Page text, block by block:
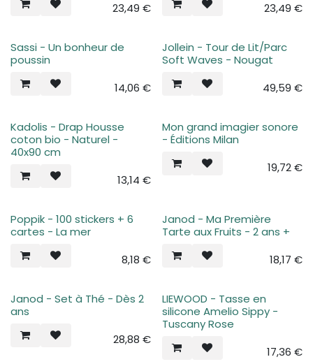
23,49 €
23,49 €
Sassi - Un bonheur de
poussin
14,06 €
Jollein - Tour de Lit/Parc
Soft Waves - Nougat
49,59 €
Kadolis - Drap Housse
coton bio - Naturel -
40x90 cm
13,14 €
Mon grand imagier sonore
- Éditions Milan
19,72€
Poppik - 100 stickers + 6
cartes - La mer
8,18 €
Janod - Ma Première
Tarte aux Fruits - 2 ans +
18,17 €
Janod - Set à Thé - Dès 2
ans
28,88 €
LIEWOOD - Tasse en
silicone Amelio Sippy -
Tuscany Rose
17,36 €